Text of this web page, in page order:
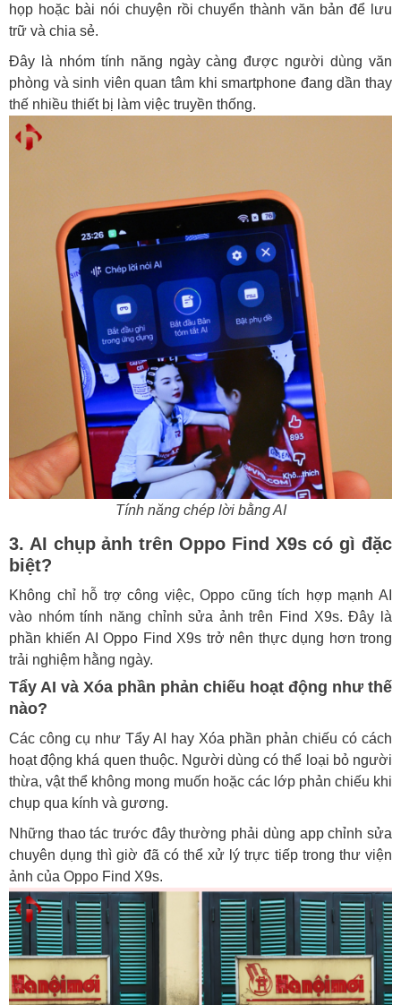
họp hoặc bài nói chuyện rồi chuyển thành văn bản để lưu
trữ và chia sẻ.
Đây là nhóm tính năng ngày càng được người dùng văn
phòng và sinh viên quan tâm khi smartphone đang dần thay
thế nhiều thiết bị làm việc truyền thống.
Tính năng chép lời bằng AI
3. AI chụp ảnh trên Oppo Find X9s có gì đặc
biệt?
Không chỉ hỗ trợ công việc, Oppo cũng tích hợp mạnh AI
vào nhóm tính năng chỉnh sửa ảnh trên Find X9s. Đây là
phần khiến AI Oppo Find X9s trở nên thực dụng hơn trong
trải nghiệm hằng ngày.
Tẩy AI và Xóa phần phản chiếu hoạt động như thế
nào?
Các công cụ như Tẩy AI hay Xóa phần phản chiếu có cách
hoạt động khá quen thuộc. Người dùng có thể loại bỏ người
thừa, vật thể không mong muốn hoặc các lớp phản chiếu khi
chụp qua kính và gương.
Những thao tác trước đây thường phải dùng app chỉnh sửa
chuyên dụng thì giờ đã có thể xử lý trực tiếp trong thư viện
ảnh của Oppo Find X9s.